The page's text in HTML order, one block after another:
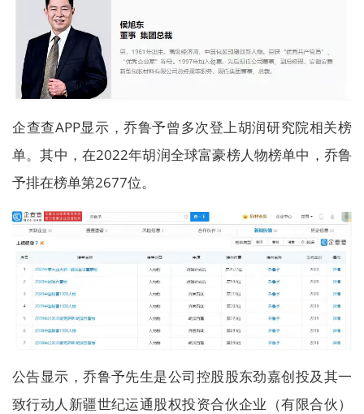
企查查APP显示，乔鲁予曾多次登上胡润研究院相关榜
单。其中，在2022年胡润全球富豪榜人物榜单中，乔鲁
予排在榜单第2677位。
公告显示，乔鲁予先生是公司控股股东劲嘉创投及其一
致行动人新疆世纪运通股权投资合伙企业（有限合伙）